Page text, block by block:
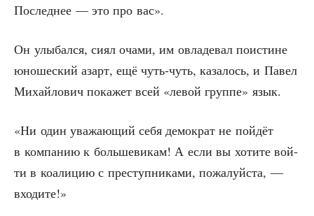
Послед­нее — это про вас».
Он улы­бал­ся, сиял оча­ми, им овла­де­вал поис­ти­не
юно­ше­ский азарт, ещё чуть-чуть, каза­лось, и Павел
Михай­ло­вич пока­жет всей «левой груп­пе» язык.
«Ни один ува­жа­ю­щий себя демо­крат не пой­дёт
в ком­па­нию к боль­ше­ви­кам! А если вы хоти­те вой­
ти в коа­ли­цию с пре­ступ­ни­ка­ми, пожа­луй­ста, —
входите!»